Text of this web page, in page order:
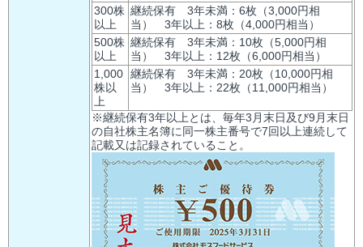
300株
以上
継続保有 3年未満：6枚（3,000円相
当） 3年以上：8枚（4,000円相当）
500株
以上
継続保有 3年未満：10枚（5,000円相
当） 3年以上：12枚（6,000円相当）
1,000
株以
上
継続保有 3年未満：20枚（10,000円相
当） 3年以上：22枚（11,000円相当）
※継続保有3年以上とは、毎年3月末日及び9月末日
の自社株主名簿に同一株主番号で7回以上連続して
記載又は記録されていること。